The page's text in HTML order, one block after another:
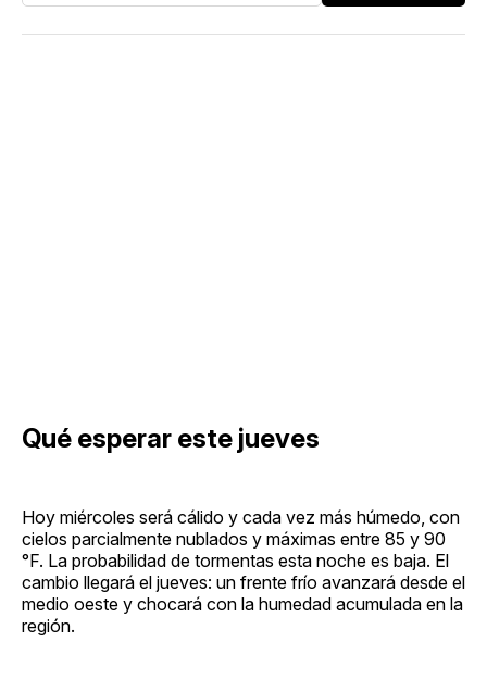
Qué esperar este jueves
Hoy miércoles será cálido y cada vez más húmedo, con
cielos parcialmente nublados y máximas entre 85 y 90
°F. La probabilidad de tormentas esta noche es baja. El
cambio llegará el jueves: un frente frío avanzará desde el
medio oeste y chocará con la humedad acumulada en la
región.